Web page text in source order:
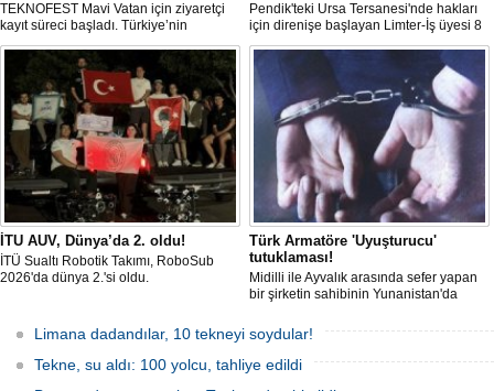
TEKNOFEST Mavi Vatan için ziyaretçi
kayıt süreci başladı. Türkiye’nin
denizcilik ve savunma teknolojilerine
odaklanan etkinliği, 20-23 Ağustos
tarihleri arasında Gölcük Tersanesi
Komutanlığı’nda gerçekleştirilecek.
Pendik'teki Ursa Tersanesi'nde hakları
için direnişe başlayan Limter-İş üyesi 8
işçinin mücadelesi sonuç verdi. İşveren,
arabulucu görüşmesinde tüm
alacakların ödenmesini kabul etti.
Sendika, sözlerin tutulmaması halinde
direnişin süreceğini açıkladı
İTU AUV, Dünya’da 2. oldu!
İTÜ Sualtı Robotik Takımı, RoboSub
2026'da dünya 2.'si oldu.
Türk Armatöre 'Uyuşturucu'
tutuklaması!
Midilli ile Ayvalık arasında sefer yapan
bir şirketin sahibinin Yunanistan'da
Limana dadandılar, 10 tekneyi soydular!
Tekne, su aldı: 100 yolcu, tahliye edildi